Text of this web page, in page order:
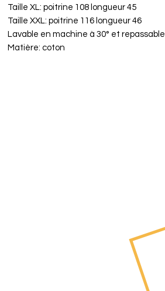
Taille XL: poitrine 108 longueur 45
Taille XXL: poitrine 116 longueur 46
Lavable en machine à 30° et repassable
Matière: coton